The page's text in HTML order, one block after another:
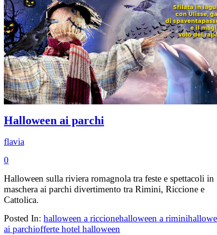
Halloween ai parchi
flavia
0
Halloween sulla riviera romagnola tra feste e spettacoli in
maschera ai parchi divertimento tra Rimini, Riccione e
Cattolica.
Posted In: halloween a riccionehalloween a rimini
ai parchiofferte hotel halloween